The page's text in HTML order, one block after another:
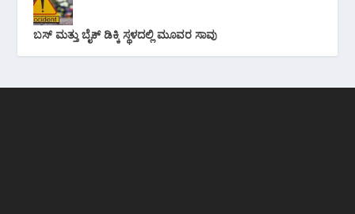
ಬಸ್ ಮತ್ತು ಬೈಕ್ ಡಿಕ್ಕಿ ಸ್ಥಳದಲ್ಲಿ ಮೂವರ ಸಾವು